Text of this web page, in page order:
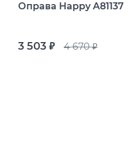
Оправа Happy A81137
3 503 руб. 4 670руб.